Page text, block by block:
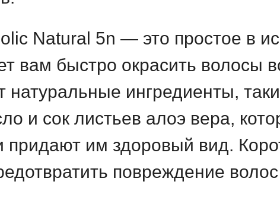
Natural 5n — это простое в
вам быстро окрасить волосы
натуральные ингредиенты,
и сок листьев алоэ вера,
придают им здоровый вид.
повреждение